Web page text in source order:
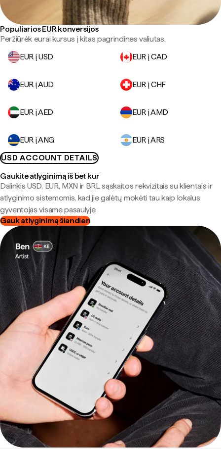
Populiarios EUR konversijos
Peržiūrėk eurai kursus į kitas pagrindines valiutas.
EUR į USD
EUR į CAD
EUR į AUD EUR į CHF
EUR į AED EUR į AMD
EUR į ANG
EUR į ARS
USD ACCOUNT DETAILS
Gaukite atlyginimą iš bet kur
Dalinkis USD, EUR, MXN ir BRL sąskaitos rekvizitais su klientais ir
atlyginimo sistemomis, kad jie galėtų mokėti tau kaip lokalus
gyventojas visame pasaulyje.
Gauk atlyginimą šiandien